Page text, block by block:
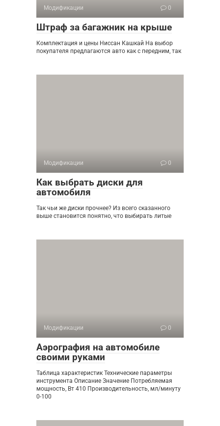
Модификации 0
Штраф за багажник на крыше
Комплектация и цены Ниссан Кашкай На выбор
покупателя предлагаются авто как с передним, так
Модификации 0
Как выбрать диски для
автомобиля
Так чьи же диски прочнее? Из всего сказанного
выше становится понятно, что выбирать литые
Модификации 0
Аэрография на автомобиле
своими руками
Таблица характеристик Технические параметры
инструмента Описание Значение Потребляемая
мощность, Вт 410 Производительность, мл/минуту
0-100